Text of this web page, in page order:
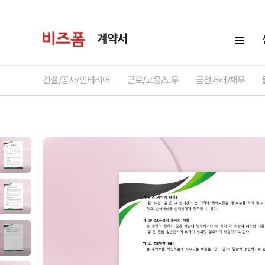
계약서
건설/공사/인테리어 근로/고용/노무 금전거래/채무